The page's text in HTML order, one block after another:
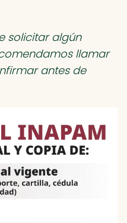
solicitar algún
llamar
antes de